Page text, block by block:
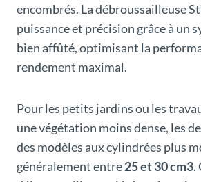
encombrés. La débroussailleuse
puissance et précision grâce à un
bien affûté, optimisant la
rendement maximal.
Pour les petits jardins ou les
une végétation moins dense, les
des modèles aux cylindrées plus
généralement entre25 et 30 cm3.